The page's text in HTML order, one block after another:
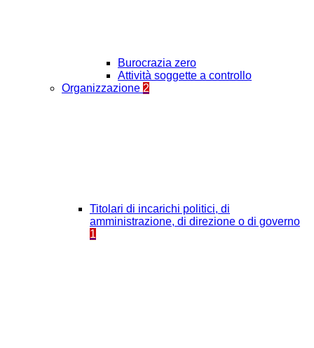
Burocrazia zero
Attività soggette a controllo
Organizzazione 2
Titolari di incarichi politici, di
amministrazione, di direzione o di governo
1